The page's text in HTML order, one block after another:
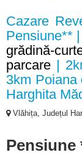
Cazare
Pensiune** |
grădină-
parcare |
3km Poiana
Harghita
Vlăhița, Județul
Pensiune